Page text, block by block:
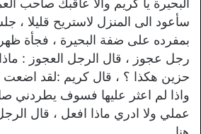
سأعود الى المنزل لاستريح قليلا ،
بمفرده على ضفة البحيرة ، فجأة
رجل عجوز ، قال الرجل العجوز : ماذا
حزين هكذا ؟ ، قال كريم :لقد اضعت
واذا لم اعثر عليها فسوف يطردني
عملي ولا ادري ماذا افعل ، قال